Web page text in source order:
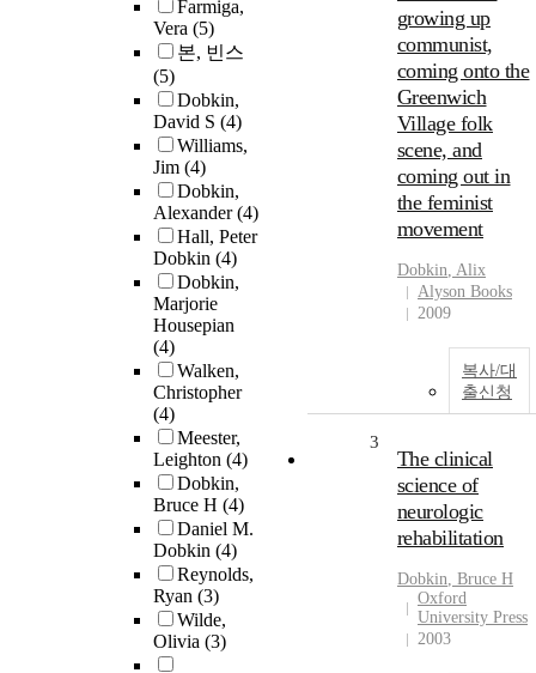
Farmiga,
Vera (5)
본, 빈스
(5)
Dobkin,
David S (4)
Williams,
Jim (4)
Dobkin,
Alexander(4)
Hall, Peter
Dobkin (4)
Dobkin,
Marjorie
Housepian
(4)
Walken,
Christopher
(4)
Meester,
Leighton (4)
Dobkin,
Bruce H (4)
Daniel M.
Dobkin (4)
Reynolds,
Ryan (3)
Wilde,
Olivia (3)
growing up
communist,
coming onto the
Greenwich
Village folk
scene, and
coming out in
the feminist
movement
Dobkin, Alix
Alyson Books
2009
복사/대
출신청
3
The clinical
science of
neurologic
rehabilitation
Dobkin, Bruce H
Oxford
University Press
2003